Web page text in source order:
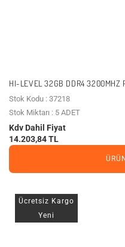
HI-LEVEL 32GB DDR4 3200MHZ
Stok Kodu : 37218
Stok Miktarı : 5 ADET
Kdv Dahil Fiyat
14.203,84 TL
Ücretsiz Kargo
Yeni